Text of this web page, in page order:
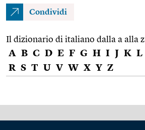
Condividi
Il dizionario di italiano dalla a alla z
A B C D E F G H I J K L
R S T U V W X Y Z